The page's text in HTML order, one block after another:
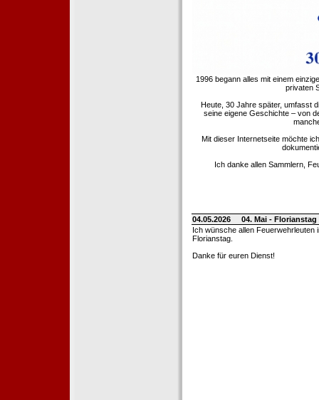
1996 begann alles mit einem
privaten
Heute, 30 Jahre später, umfasst
seine eigene Geschichte – von
Mit dieser Internetseite möchte
Ich danke allen Sammlern,
04.05.2026
04. Mai -
Ich wünsche allen Feuerwehrleuten
Florianstag.
Danke für euren Dienst!